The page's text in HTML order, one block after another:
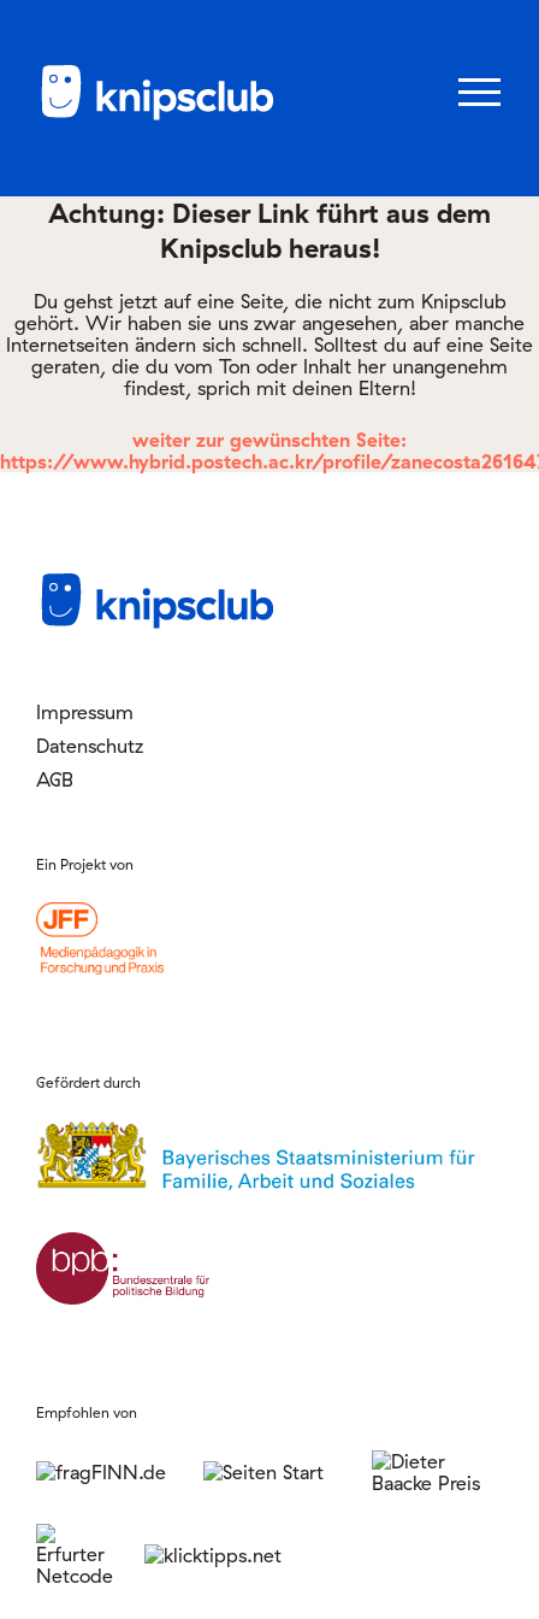
Menü
knipstipps
Eltern
Mitglied werden
Login
Achtung: Dieser Link führt aus dem
Knipsclub heraus!
Du gehst jetzt auf eine Seite, die nicht zum Knipsclub
gehört. Wir haben sie uns zwar angesehen, aber manche
Internetseiten ändern sich schnell. Solltest du auf eine Seite
geraten, die du vom Ton oder Inhalt her unangenehm
findest, sprich mit deinen Eltern!
weiter zur gewünschten Seite:
https://www.hybrid.postech.ac.kr/profile/
Impressum
Datenschutz
AGB
Ein Projekt von
Gefördert durch
Empfohlen von